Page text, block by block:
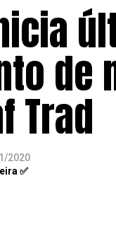
de
Trad
2020
✅